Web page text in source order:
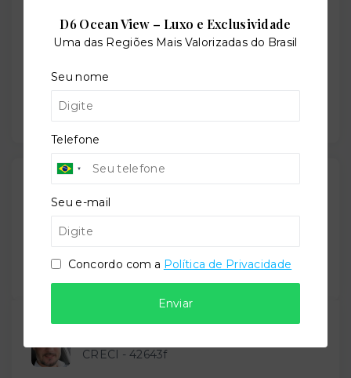
Gostou do imóvel?
Salve ele nos seus favoritos ou então compartilhe
com alguém no WhatsApp:
Compartilhar
CRECI - 42643f
D6 Ocean View – Luxo e Exclusividade
Uma das Regiões Mais Valorizadas do Brasil
Seu nome
Telefone
Seu e-mail
Concordo com a Política de Privacidade
Enviar